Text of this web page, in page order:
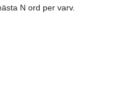
N ord per varv.